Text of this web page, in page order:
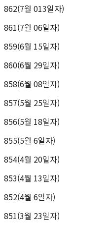
862(7월 013일자)
861(7월 06일자)
859(6월 15일자)
860(6월 29일자)
858(6월 08일자)
857(5월 25일자)
856(5월 18일자)
855(5월 6일자)
854(4월 20일자)
853(4월 13일자)
852(4월 6일자)
851(3월 23일자)